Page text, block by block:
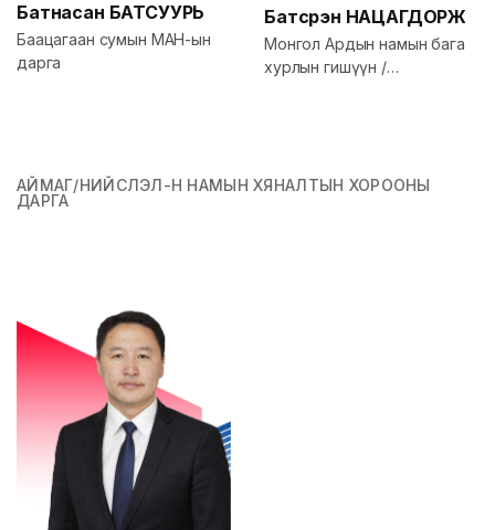
Батнасан БАТСУУРЬ
Баацагаан сумын МАН-ын
дарга
Батсүрэн НАЦАГДОРЖ
Монгол Ардын намын бага
хурлын гишүүн /
АЙМАГ/НИЙСЛЭЛ-Н НАМЫН ХЯНАЛТЫН ХОРООНЫ
ДАРГА